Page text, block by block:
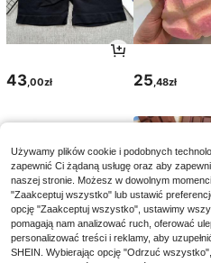
43 ,00zł 25 ,48zł
Używamy plików cookie i podobnych
zapewnić Ci żądaną usługę oraz aby
naszej stronie. Możesz w dowolnym
"Zaakceptuj wszystko" lub ustawić
opcję "Zaakceptuj wszystko", ustawimy
pomagają nam analizować ruch, oferować
personalizować treści i reklamy, aby
SHEIN. Wybierając opcję "Odrzuć